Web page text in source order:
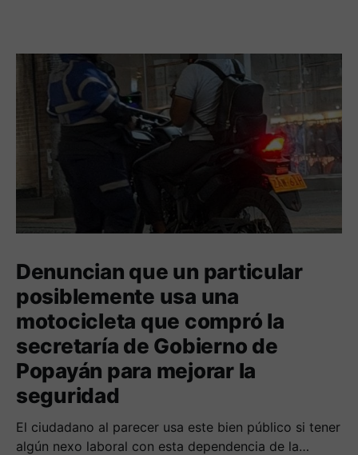
Denuncian que un particular
posiblemente usa una
motocicleta que compró la
secretaría de Gobierno de
Popayán para mejorar la
seguridad
El ciudadano al parecer usa este bien público si tener
algún nexo laboral con esta dependencia de la